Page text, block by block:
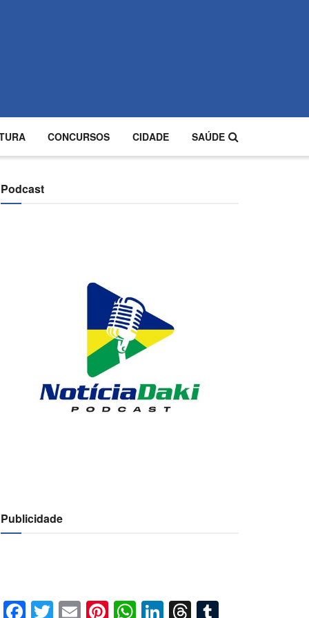
CONCURSOS CIDADE SAÚDE
Podcast
Publicidade
Facebook
Twitter
EmailPinterest
WhatsApp
LinkedIn
Threads